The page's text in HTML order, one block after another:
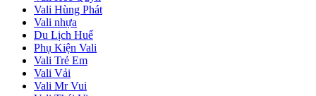
Vali Hùng Phát
Vali nhựa
Du Lịch Huế
Phụ Kiện Vali
Vali Trẻ Em
Vali Vải
Vali Mr Vui